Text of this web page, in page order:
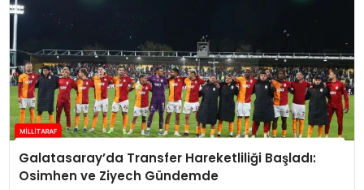
Galatasaray’da Transfer Hareketliliği Başladı:
Osimhen ve Ziyech Gündemde